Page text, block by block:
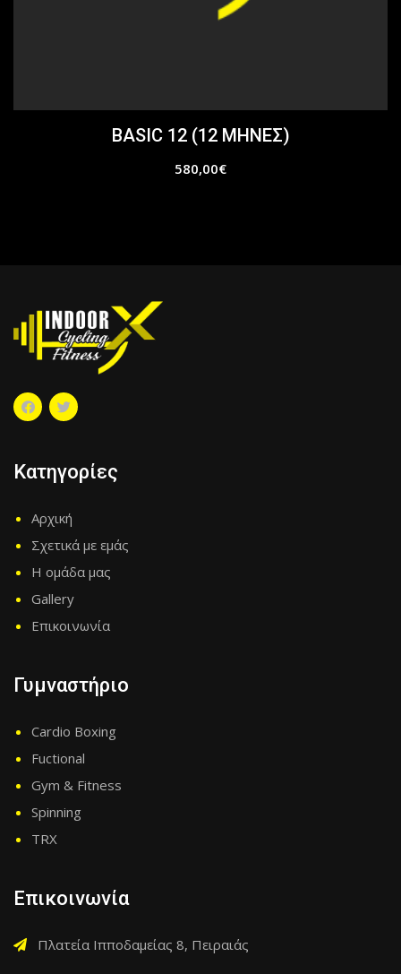
BASIC 12 (12 ΜΗΝΕΣ)
580,00€
Κατηγορίες
Αρχική
Σχετικά με εμάς
Η ομάδα μας
Gallery
Επικοινωνία
Γυμναστήριο
Cardio Boxing
Fuctional
Gym & Fitness
Spinning
TRX
Επικοινωνία
Πλατεία Ιπποδαμείας 8, Πειραιάς